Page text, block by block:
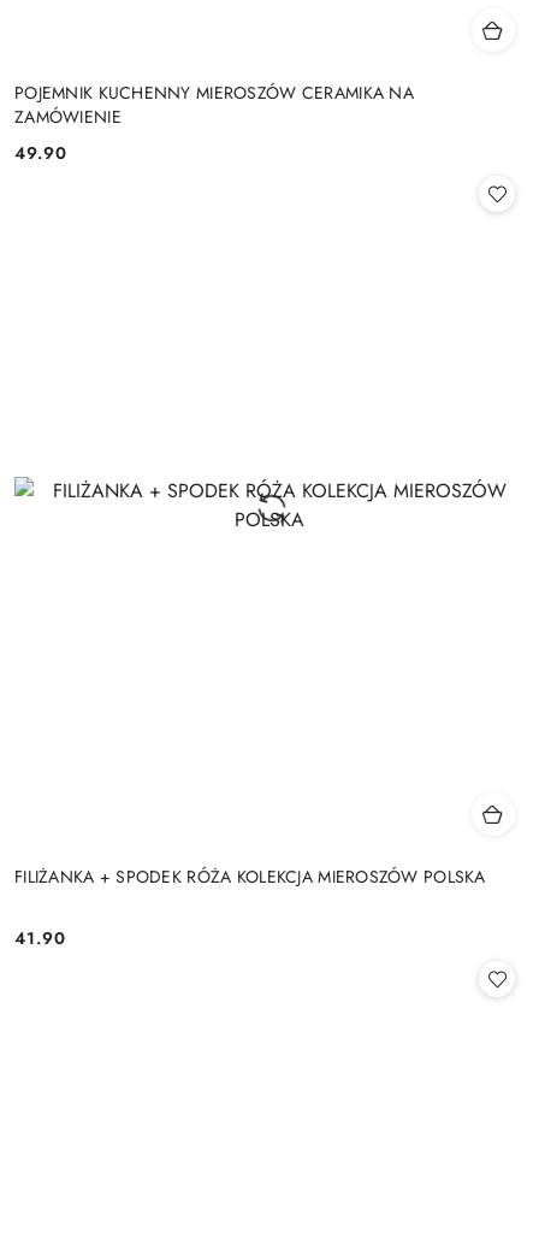
POJEMNIK KUCHENNY MIEROSZÓW CERAMIKA NA
ZAMÓWIENIE
Cena:
49.90
FILIŻANKA + SPODEK RÓŻA KOLEKCJA MIEROSZÓW POLSKA
Cena:
41.90